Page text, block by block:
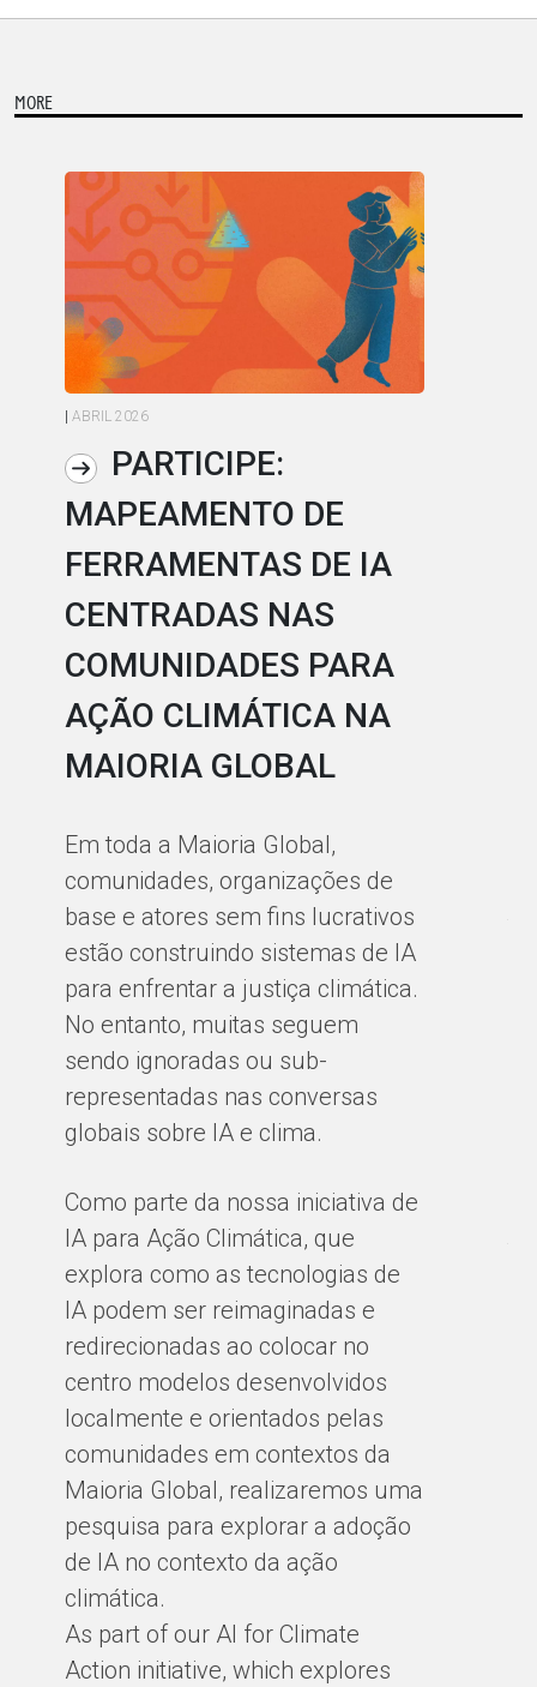
MORE
| ABRIL 2026
PARTICIPE:
MAPEAMENTO DE
FERRAMENTAS DE IA
CENTRADAS NAS
COMUNIDADES PARA
AÇÃO CLIMÁTICA NA
MAIORIA GLOBAL
Em toda a Maioria Global,
comunidades, organizações de
base e atores sem fins lucrativos
estão construindo sistemas de IA
para enfrentar a justiça climática.
No entanto, muitas seguem
sendo ignoradas ou sub-
representadas nas conversas
globais sobre IA e clima.
Como parte da nossa iniciativa de
IA para Ação Climática, que
explora como as tecnologias de
IA podem ser reimaginadas e
redirecionadas ao colocar no
centro modelos desenvolvidos
localmente e orientados pelas
comunidades em contextos da
Maioria Global, realizaremos uma
pesquisa para explorar a adoção
de IA no contexto da ação
climática.
As part of our AI for Climate
Action initiative, which explores